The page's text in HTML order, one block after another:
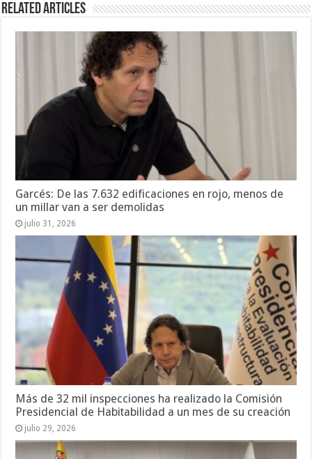
Related Articles
Garcés: De las 7.632 edificaciones en rojo, menos de
un millar van a ser demolidas
julio 31, 2026
Más de 32 mil inspecciones ha realizado la Comisión
Presidencial de Habitabilidad a un mes de su creación
julio 29, 2026